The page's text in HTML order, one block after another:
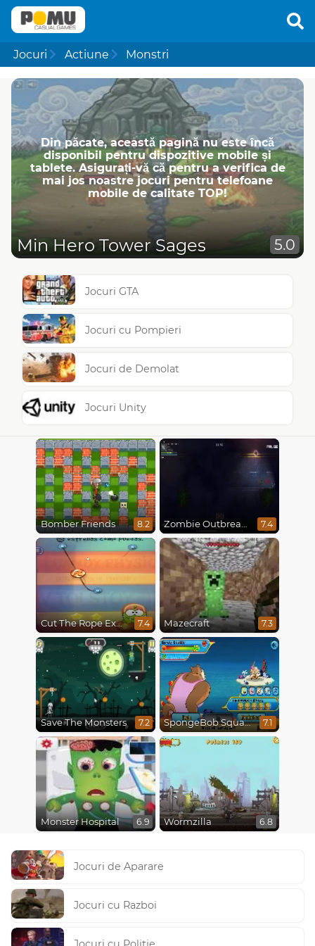
Jocuri Actiune Monstri
Din păcate, această pagină nu este încă
disponibil pentru dispozitive mobile și
tablete. Asigurați-vă că pentru a verifica de
mai jos noastre jocuri pentru telefoane
mobile de calitate TOP!
Min Hero Tower Sages 5.0
Jocuri GTA
Jocuri cu Pompieri
Jocuri de Demolat
Jocuri Unity
Bomber Friends 8.2 Zombie Outbreak Arena 7.4
Cut The Rope Experiments 7.4 Mazecraft 7.3
Save The Monsters 7.2 SpongeBob SquarePants : Monster Island Adventures 7.1
Monster Hospital 6.9 Wormzilla 6.8
Jocuri de Aparare
Jocuri cu Razboi